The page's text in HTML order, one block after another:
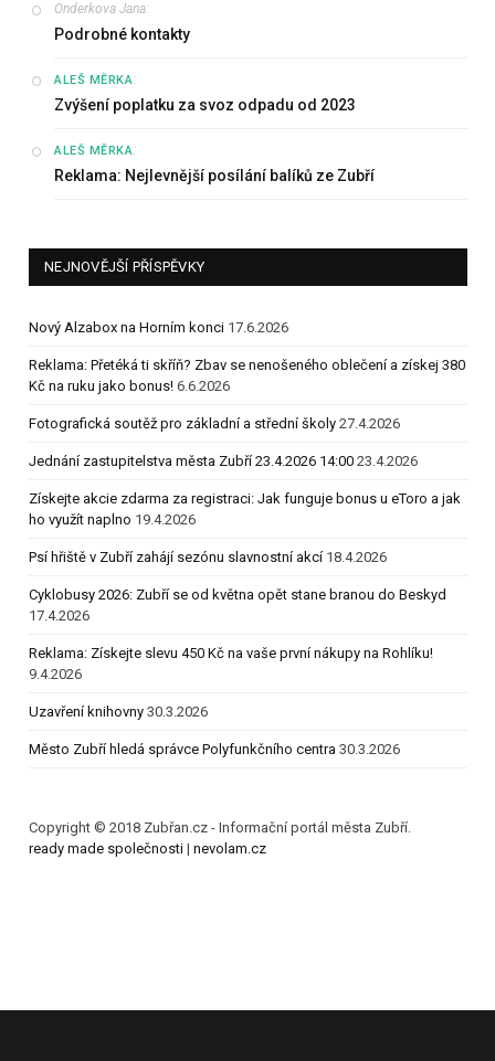
Onderkova Jana:
Podrobné kontakty
ALEŠ MĚRKA:
Zvýšení poplatku za svoz odpadu od 2023
ALEŠ MĚRKA:
Reklama: Nejlevnější posílání balíků ze Zubří
NEJNOVĚJŠÍ PŘÍSPĚVKY
Nový Alzabox na Horním konci 17.6.2026
Reklama: Přetéká ti skříň? Zbav se nenošeného oblečení a získej 380
Kč na ruku jako bonus! 6.6.2026
Fotografická soutěž pro základní a střední školy 27.4.2026
Jednání zastupitelstva města Zubří 23.4.2026 14:00 23.4.2026
Získejte akcie zdarma za registraci: Jak funguje bonus u eToro a jak
ho využít naplno 19.4.2026
Psí hřiště v Zubří zahájí sezónu slavnostní akcí 18.4.2026
Cyklobusy 2026: Zubří se od května opět stane branou do Beskyd
17.4.2026
Reklama: Získejte slevu 450 Kč na vaše první nákupy na Rohlíku!
9.4.2026
Uzavření knihovny 30.3.2026
Město Zubří hledá správce Polyfunkčního centra 30.3.2026
Copyright © 2018 Zubřan.cz - Informační portál města Zubří.
ready made společnosti | nevolam.cz